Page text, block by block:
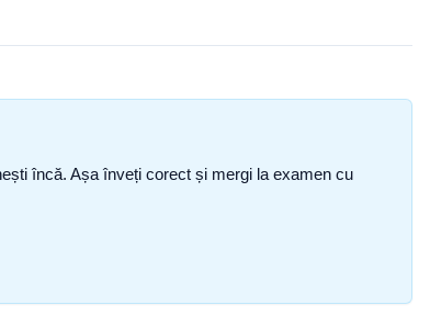
încă. Așa înveți corect și mergi la examen cu